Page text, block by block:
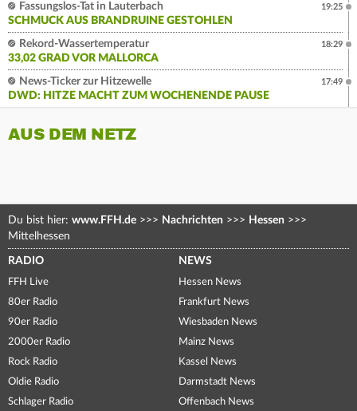
Fassungslos-Tat in Lauterbach
SCHMUCK AUS BRANDRUINE GESTOHLEN
19:25
Rekord-Wassertemperatur
33,02 GRAD VOR MALLORCA
18:29
News-Ticker zur Hitzewelle
DWD: HITZE MACHT ZUM WOCHENENDE PAUSE
17:49
AUS DEM NETZ
Du bist hier: www.FFH.de >>> Nachrichten >>> Hessen >>>
Mittelhessen
RADIO
FFH Live
80er Radio
90er Radio
2000er Radio
Rock Radio
Oldie Radio
Schlager Radio
NEWS
Hessen News
Frankfurt News
Wiesbaden News
Mainz News
Kassel News
Darmstadt News
Offenbach News